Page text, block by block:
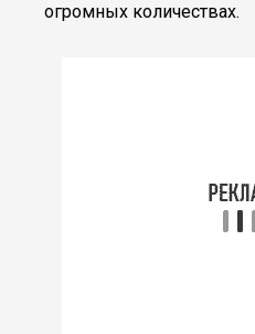
огромных количествах.